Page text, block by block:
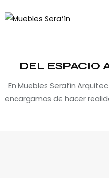
DEL ESPACIO
En Muebles Serafín
encargamos de hacer